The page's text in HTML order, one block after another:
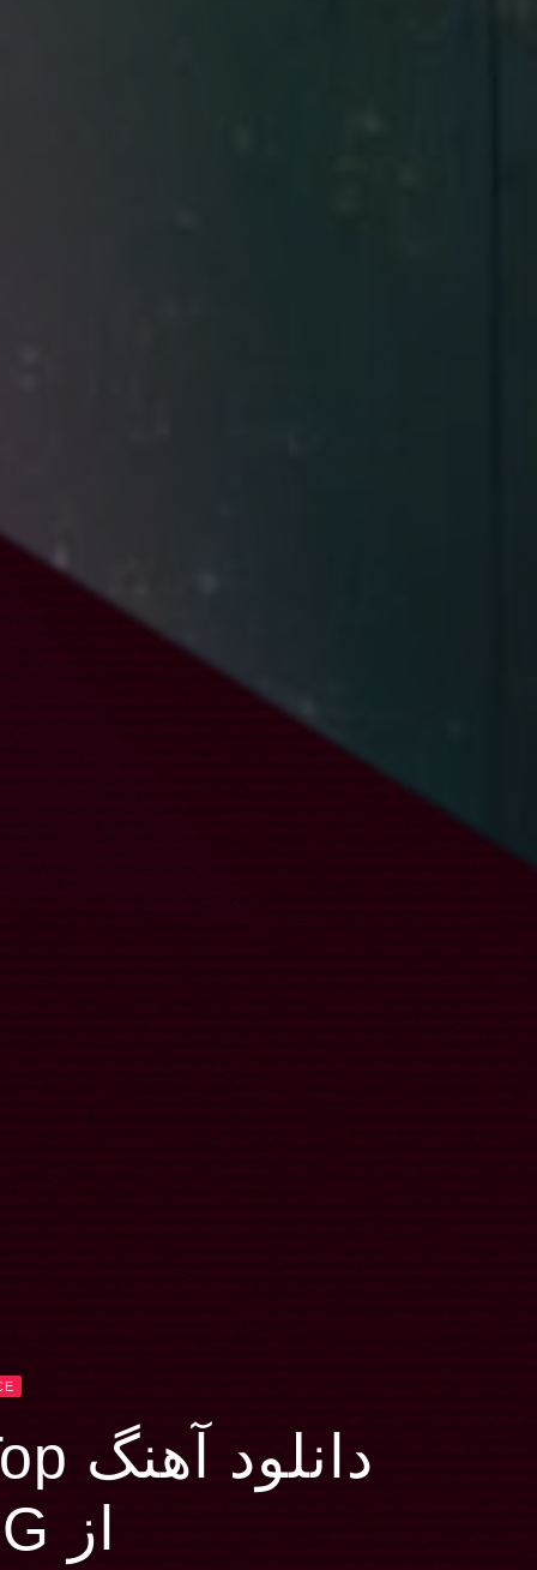
دانلود آهنگ Take It To The Top
از Becky G